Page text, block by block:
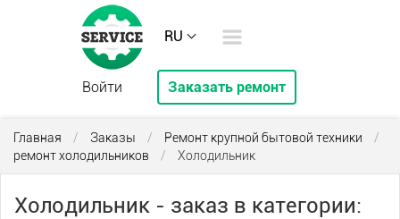
RU
Войти Заказать ремонт
Главная / Заказы / Ремонт крупной бытовой техники
/
ремонт холодильников
/ Холодильник
Холодильник - заказ в категории: